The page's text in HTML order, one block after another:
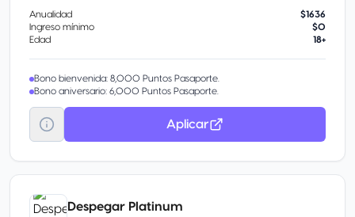
Anualidad
$1636
Ingreso mínimo
$0
Edad
18+
Bono bienvenida: 8,000 Puntos Pasaporte.
Bono aniversario: 6,000 Puntos Pasaporte.
Aplicar
Despegar Platinum